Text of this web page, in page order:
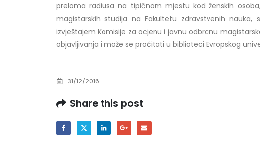
preloma radiusa na tipičnom mjestu kod ženskih
magistarskih studija na Fakultetu zdravstvenih nauka,
izvještajem Komisije za ocjenu i javnu odbranu
objavljivanja i može se pročitati u biblioteci Evropskog
31/12/2016
Share this post
Obavještenje za javnost 30.07.2026.
godine
30/07/2026
Obavještenje za javnost 30.07.2026.
ispita
Prof. dr Dario
24/07/2026
Prof. dr Sead
22/07/2026